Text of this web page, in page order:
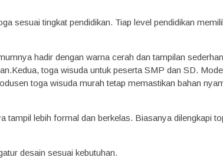
sesuai tingkat pendidikan. Tiap level pendidikan
hadir dengan warna cerah dan tampilan
toga wisuda untuk peserta SMP dan SD.
toga wisuda murah tetap memastikan bahan
tampil lebih formal dan berkelas. Biasanya dilengkapi
desain sesuai kebutuhan.